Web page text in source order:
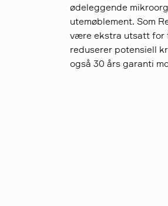
ødeleggende
utemøblement. Som
være ekstra utsatt for
reduserer potensiell
også 30 års garanti